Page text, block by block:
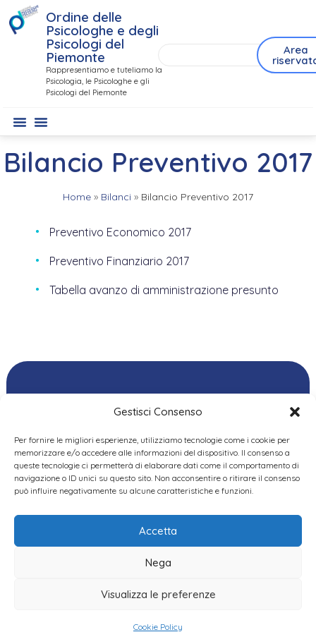
Gestisci Consenso
Per fornire le migliori esperienze, utilizziamo tecnologie come i cookie per
memorizzare e/o accedere alle informazioni del dispositivo. Il consenso a
queste tecnologie ci permetterà di elaborare dati come il comportamento di
navigazione o ID unici su questo sito. Non acconsentire o ritirare il consenso
può influire negativamente su alcune caratteristiche e funzioni.
Accetta
Nega
Visualizza le preferenze
Cookie Policy
Ordine delle
Psicologhe e degli
Psicologi del
Piemonte
Rappresentiamo e tuteliamo la
Psicologia, le Psicologhe e gli
Psicologi del Piemonte
Area
Bilancio Preventivo 2017
Home » Bilanci » Bilancio Preventivo 2017
Preventivo Economico 2017
Preventivo Finanziario 2017
Tabella avanzo di amministrazione presunto
Privacy Policy|Cookie
Policy|Dichiarazione
Ordine delle
Psicologhe e degli
Psicologi del Piemonte
VIA GIANNONE 8A – 10121
TEL: